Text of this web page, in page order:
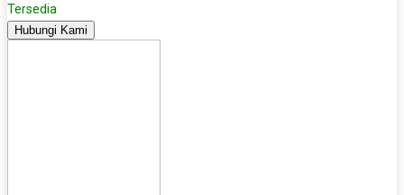
Tersedia
Hubungi Kami